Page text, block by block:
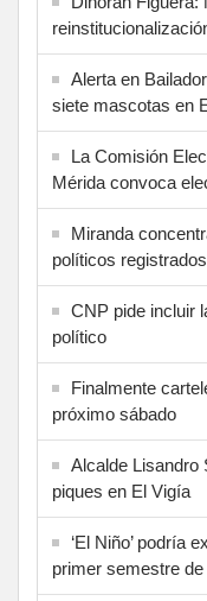
Alerta en
siete mascotas en
La Comisión
Mérida convoca
Miranda
políticos
CNP pide incluir
político
Finalmente
próximo sábado
Alcalde Lisandro
piques en El Vigía
‘El Niño’ podría
primer semestre de